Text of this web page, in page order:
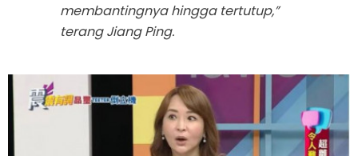
membantingnya hingga tertutup,”
terang Jiang Ping.